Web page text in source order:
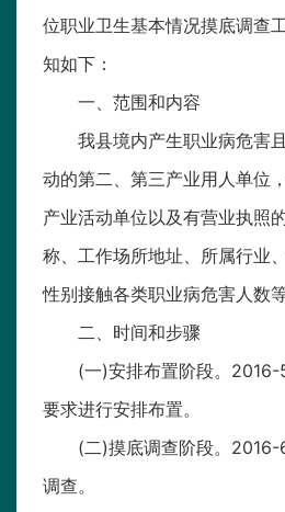
位职业卫生基本情况摸底调查
知如下：
一、范围和内容
我县境内产生职业病危害
动的第二、第三产业用人单位
产业活动单位以及有营业执照
称、工作场所地址、所属行业
性别接触各类职业病危害人数
二、时间和步骤
(一)安排布置阶段。
要求进行安排布置。
(二)摸底调查阶段。
调查。